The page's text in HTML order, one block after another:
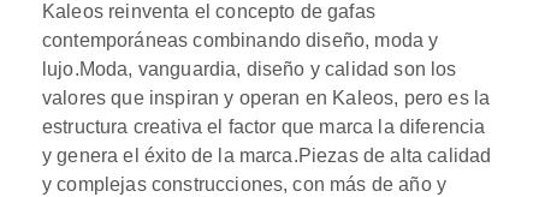
Kaleos reinventa el concepto de gafas
contemporáneas combinando diseño, moda y
lujo.Moda, vanguardia, diseño y calidad son los
valores que inspiran y operan en Kaleos, pero es la
estructura creativa el factor que marca la diferencia
y genera el éxito de la marca.Piezas de alta calidad
y complejas construcciones, con más de año y